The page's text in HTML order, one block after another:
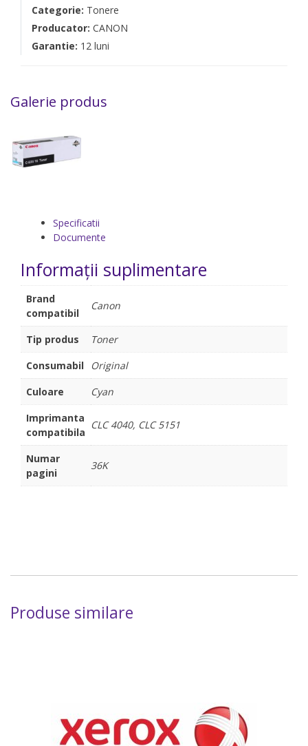
Categorie: Tonere
Producator: CANON
Garantie: 12 luni
Galerie produs
Specificatii
Documente
Informații suplimentare
Brand
compatibil
Canon
Tip produs
Toner
Consumabil
Original
Culoare
Cyan
Imprimanta
compatibila
CLC 4040, CLC 5151
Numar
pagini
36K
Produse similare